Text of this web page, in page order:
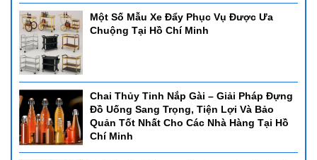
Một Số Mẫu Xe Đẩy Phục Vụ Được Ưa
Chuộng Tại Hồ Chí Minh
Chai Thủy Tinh Nắp Gài – Giải Pháp Đựng
Đồ Uống Sang Trọng, Tiện Lợi Và Bảo
Quản Tốt Nhất Cho Các Nhà Hàng Tại Hồ
Chí Minh